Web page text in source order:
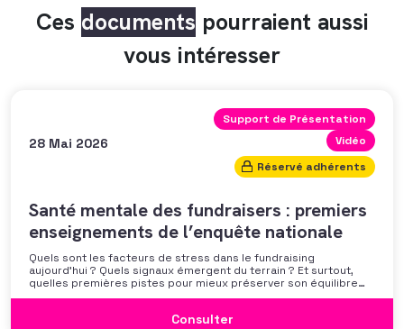
Ces documents pourraient aussi
vous intéresser
28 Mai 2026
Support de Présentation
Vidéo
Réservé adhérents
Santé mentale des fundraisers : premiers
enseignements de l’enquête nationale
Quels sont les facteurs de stress dans le fundraising
aujourd’hui ? Quels signaux émergent du terrain ? Et surtout,
quelles premières pistes pour mieux préserver son équilibre
professionnel ? L’AFF vous propose un webinaire pour découvrir
discussion autour des mécanismes
Consulter